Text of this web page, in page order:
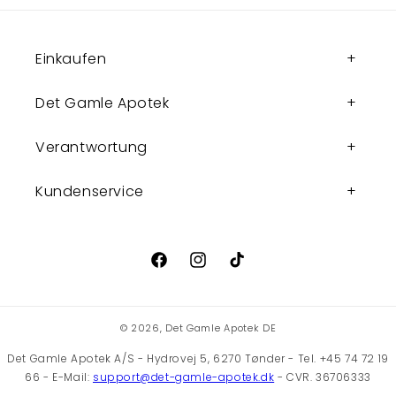
Einkaufen
Det Gamle Apotek
Verantwortung
Kundenservice
FacebookInstagram
TikTok
© 2026, Det Gamle Apotek DE
Det Gamle Apotek A/S - Hydrovej 5, 6270 Tønder - Tel. +45 74 72 19
66 - E-Mail: support@det-gamle-apotek.dk - CVR. 36706333